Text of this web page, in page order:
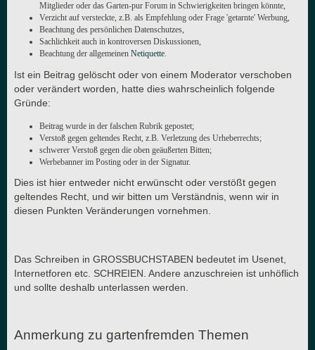
Mitglieder oder das Garten-pur Forum in Schwierigkeiten bringen könnte,
Verzicht auf versteckte, z.B. als Empfehlung oder Frage 'getarnte' Werbung,
Beachtung des persönlichen Datenschutzes,
Sachlichkeit auch in kontroversen Diskussionen,
Beachtung der allgemeinen Netiquette.
Ist ein Beitrag gelöscht oder von einem Moderator verschoben
oder verändert worden, hatte dies wahrscheinlich folgende
Gründe:
Beitrag wurde in der falschen Rubrik gepostet;
Verstoß gegen geltendes Recht, z.B. Verletzung des Urheberrechts;
schwerer Verstoß gegen die oben geäußerten Bitten;
Werbebanner im Posting oder in der Signatur.
Dies ist hier entweder nicht erwünscht oder verstößt gegen
geltendes Recht, und wir bitten um Verständnis, wenn wir in
diesen Punkten Veränderungen vornehmen.
Das Schreiben in GROSSBUCHSTABEN bedeutet im Usenet,
Internetforen etc. SCHREIEN. Andere anzuschreien ist unhöflich
und sollte deshalb unterlassen werden.
Anmerkung zu gartenfremden Themen